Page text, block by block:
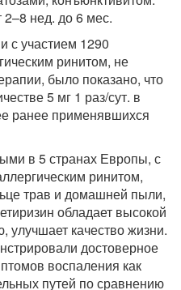
2–8 нед. до 6 мес.
с участием 1290
ринитом, не
было показано, что
5 мг 1 раз/сут. в
ранее применявшихся
в 5 странах Европы, с
ринитом,
трав и домашней пыли,
обладает высокой
улучшает качество жизни.
достоверное
воспаления как
путей по сравнению